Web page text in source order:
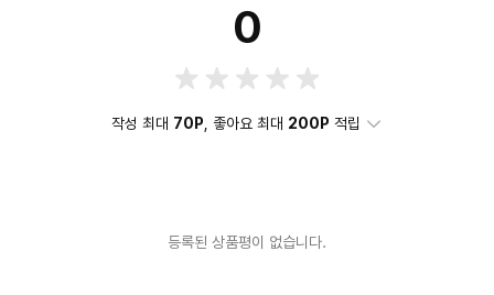
0
작성 최대 70P , 좋아요 최대 200P 적립
등록된 상품평이 없습니다.